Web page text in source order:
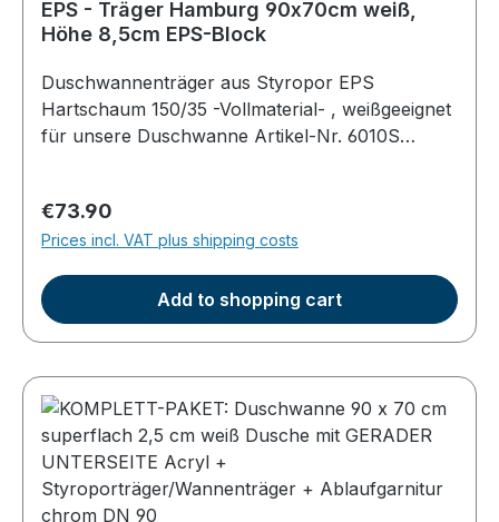
EPS - Träger Hamburg 90x70cm weiß,
Höhe 8,5cm EPS-Block
Duschwannenträger aus Styropor EPS
Hartschaum 150/35 -Vollmaterial- , weißgeeignet
für unsere Duschwanne Artikel-Nr. 6010S
umlaufend 1,5cm kleiner als das Duschbecken
(Platz für die Befliesung)Gesamthöhe mit
Duschwanne 14cmeinfache Befliesung,
Wärmedämmung, vollflächige Auflage
Regular price:
€73.90
Prices incl. VAT plus shipping costs
Add to shopping cart